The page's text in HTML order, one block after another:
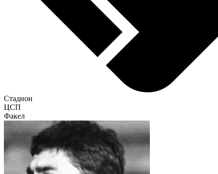
Стадион
ЦСП
Факел